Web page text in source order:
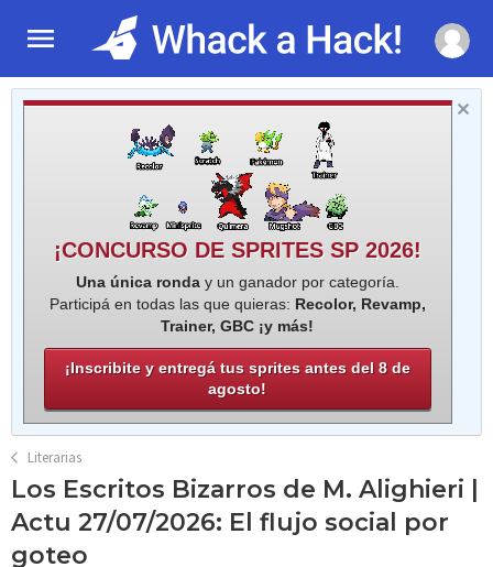
¡CONCURSO DE SPRITES SP 2026!
Una única ronday un ganador por categoría.
Participá en todas las que quieras: Recolor, Revamp,
Trainer, GBC ¡y más!
¡Inscribite y entregá tus sprites antes del 8 de
agosto!
Literarias
Los Escritos Bizarros de M. Alighieri |
Actu 27/07/2026: El flujo social por
goteo